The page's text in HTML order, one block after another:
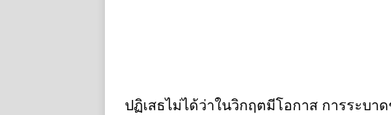
ปฏิเสธไม่ได้ว่าในวิกฤตมีโอกาส การระบา